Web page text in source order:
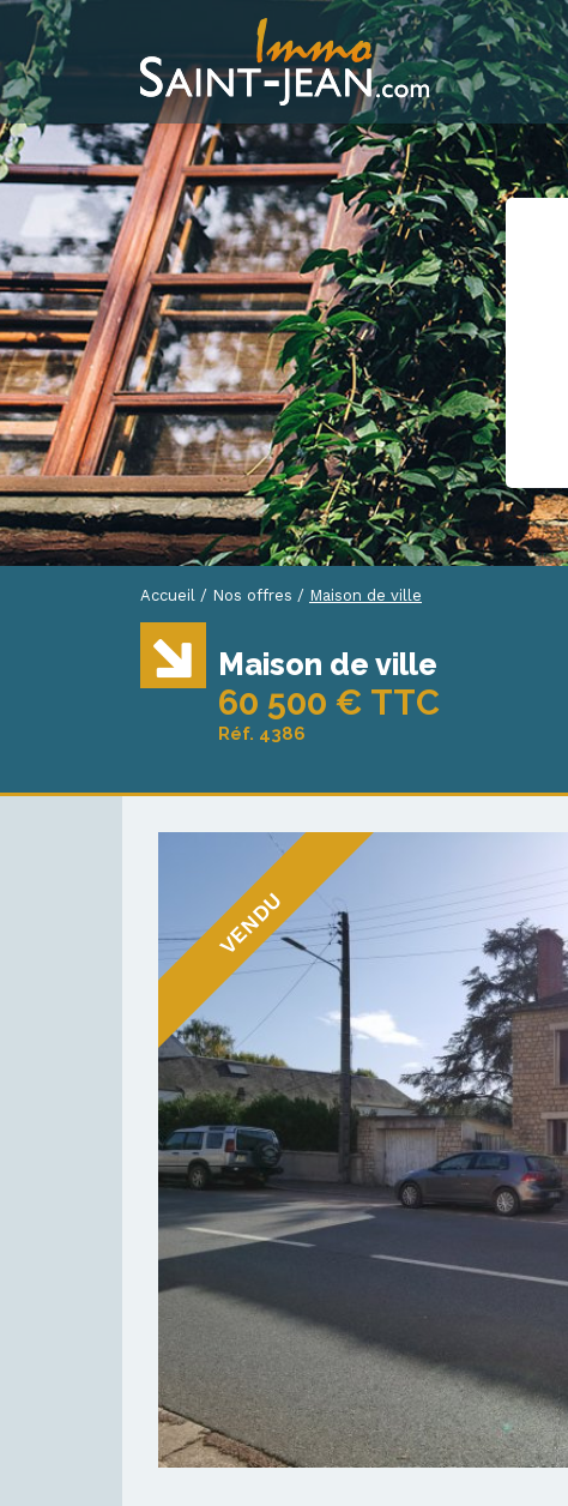
Accueil / Nos offres / Maison de ville
Maison de ville
60 500 € TTC
Réf. 4386
VENDU